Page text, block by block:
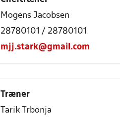
Mogens Jacobsen
28780101 / 28780101
mjj.stark@gmail.com
Træner
Tarik Trbonja